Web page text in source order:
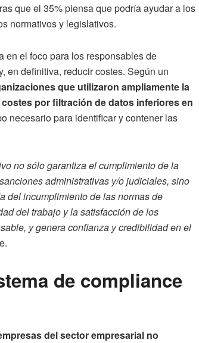
que el 35% piensa que podría ayudar a los
normativos y legislativos.
en el foco para los responsables de
en definitiva, reducir costes. Según un
que utilizaron ampliamente la
por filtración de datos inferiores en
necesario para identificar y contener las
no sólo garantiza el cumplimiento de la
administrativas y/o judiciales, sino
del incumplimiento de las normas de
del trabajo y la satisfacción de los
y genera confianza y credibilidad en el
de compliance
del sector empresarial no